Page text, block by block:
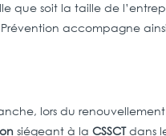
que soit la taille de
accompagne ainsi
lors du renouvellement
siégeant à laCSSCTdans